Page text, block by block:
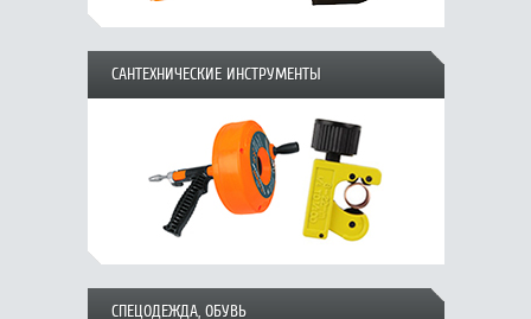
САНТЕХНИЧЕСКИЕ ИНСТРУМЕНТЫ
СПЕЦОДЕЖДА, ОБУВЬ